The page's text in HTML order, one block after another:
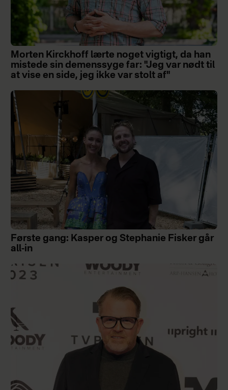
Morten Kirckhoff lærte noget vigtigt, da han
mistede sin demenssyge far: "Jeg var nødt til
at vise en side, jeg ikke var stolt af"
Første gang: Kasper og Stephanie Fisker går
all-in